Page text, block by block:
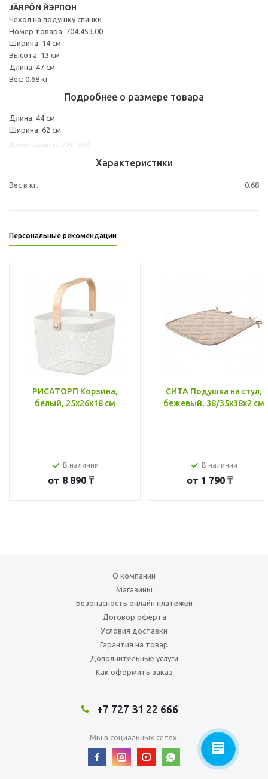
JÄRPÖN ЙЭРПОН
Чехол на подушку спинки
Номер товара: 704.453.00
Ширина: 14 см
Высота: 13 см
Длина: 47 см
Вес: 0.68 кг
Подробнее о размере товара
Длина: 44 см
Ширина: 62 см
Характеристики
Вес в кг. 0,68
Персональные рекомендации
РИСАТОРП Корзина,
белый, 25x26x18 см
В наличии
от 8 890 ₸
СИТА Подушка на стул,
бежевый, 38/35x38x2 см
В наличии
от 1 790 ₸
О компании
Магазины
Безопасность онлайн платежей
Договор оферта
Условия доставки
Гарантия на товар
Дополнительные услуги
Как оформить заказ
+7 727 31 22 666
Мы в социальных сетях: